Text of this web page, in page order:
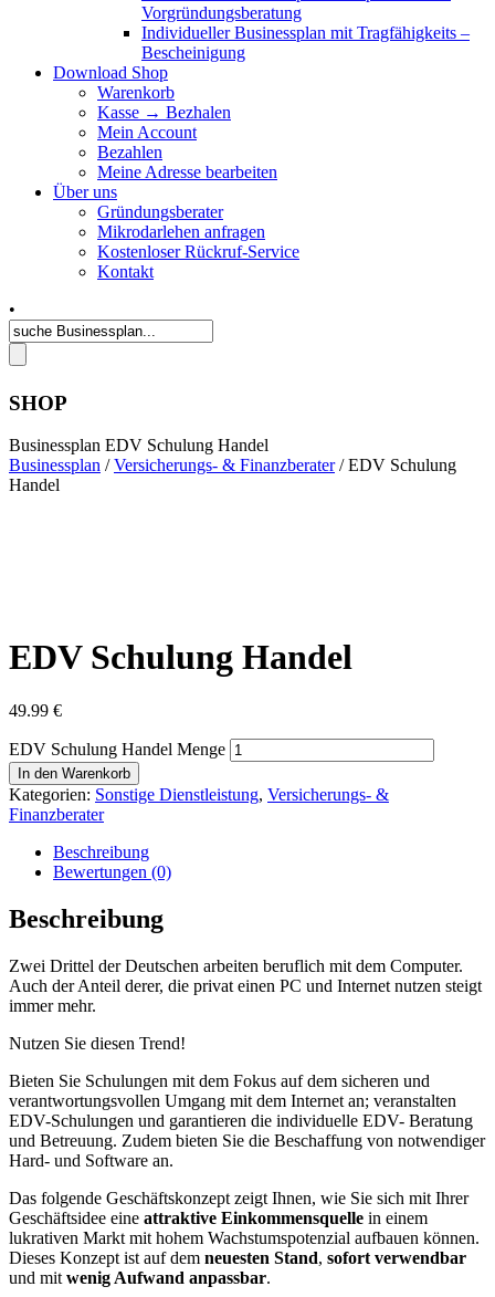
Vorgründungsberatung
Individueller Businessplan mit Tragfähigkeits –
Bescheinigung
Download Shop
Warenkorb
Kasse → Bezhalen
Mein Account
Bezahlen
Meine Adresse bearbeiten
Über uns
Gründungsberater
Mikrodarlehen anfragen
Kostenloser Rückruf-Service
Kontakt
•
SHOP
Businessplan EDV Schulung Handel
Businessplan /Versicherungs- & Finanzberater/ EDV Schulung
Handel
EDV Schulung Handel
49.99 €
EDV Schulung Handel Menge
In den Warenkorb
Kategorien: Sonstige Dienstleistung, Versicherungs- &
Finanzberater
Beschreibung
Bewertungen (0)
Beschreibung
Zwei Drittel der Deutschen arbeiten beruflich mit dem Computer.
Auch der Anteil derer, die privat einen PC und Internet nutzen steigt
immer mehr.
Nutzen Sie diesen Trend!
Bieten Sie Schulungen mit dem Fokus auf dem sicheren und
verantwortungsvollen Umgang mit dem Internet an; veranstalten
EDV-Schulungen und garantieren die individuelle EDV- Beratung
und Betreuung. Zudem bieten Sie die Beschaffung von notwendiger
Hard- und Software an.
Das folgende Geschäftskonzept zeigt Ihnen, wie Sie sich mit Ihrer
Geschäftsidee eine attraktive Einkommensquelle in einem
lukrativen Markt mit hohem Wachstumspotenzial aufbauen können.
Dieses Konzept ist auf dem neuesten Stand, sofort verwendbar
und mit wenig Aufwand anpassbar.